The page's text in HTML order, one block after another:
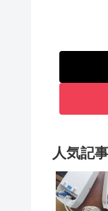
人気記事